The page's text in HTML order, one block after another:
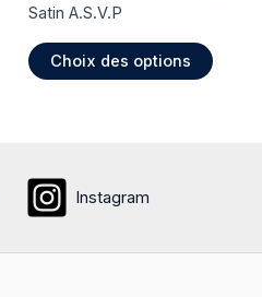
Satin A.S.V.P
Choix des options
être
Instagram